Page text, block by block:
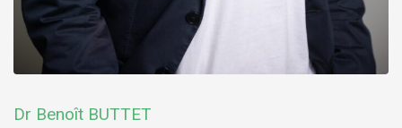
Dr Benoît BUTTET